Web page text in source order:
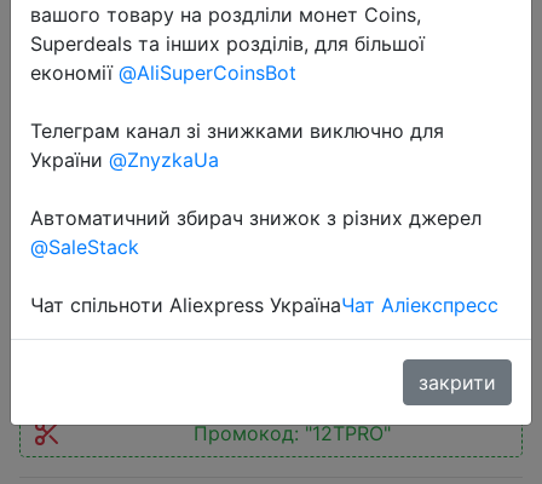
Xiaomi 12T Pro Smartphone
8/12GB+256GB Snapdragon 8+ Gen
1 200MP Camera 120Hz Display
120W Charge
$548.99
Промокод:"12TPRO"
вашого товару на роздліли монет Coins,
Superdeals та інших розділів, для більшої
економії @AliSuperCoinsBot
Телеграм канал зі знижками виключно для
України @ZnyzkaUa
Автоматичний збирач знижок з різних джерел
@SaleStack
Чат спільноти Aliexpress УкраїнаЧат Аліекспресс
закрити